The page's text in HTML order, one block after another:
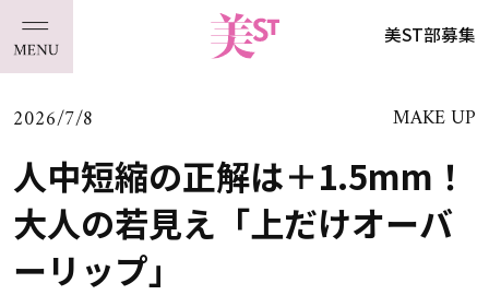
美ST部募集
2026/7/8 MAKE UP
人中短縮の正解は＋1.5mm！
大人の若見え「上だけオーバ
ーリップ」